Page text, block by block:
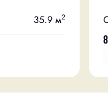
35.9 м2